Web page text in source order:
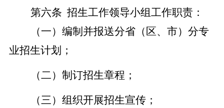
第六条 招生工作领导小组工作职责：
（一）编制并报送分省（区、市）分专
业招生计划；
（二）制订招生章程；
（三）组织开展招生宣传；